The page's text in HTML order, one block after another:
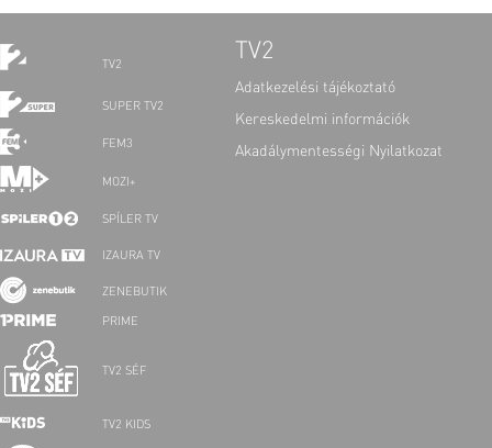
TV2
SUPER TV2
FEM3
MOZI+
SPÍLER TV
IZAURA TV
ZENEBUTIK
PRIME
TV2 SÉF
TV2 KIDS
TV2
Adatkezelési tájékoztató
Kereskedelmi információk
Akadálymentességi Nyilatkozat